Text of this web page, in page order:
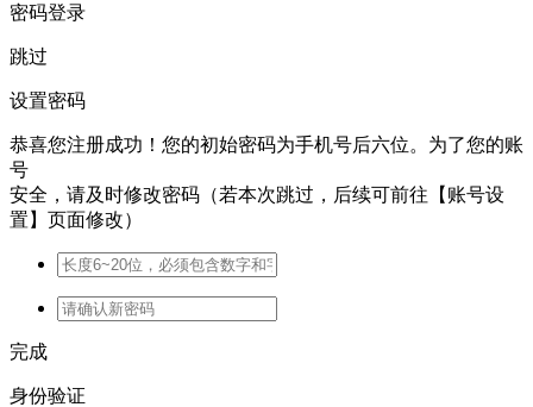
密码登录
跳过
设置密码
恭喜您注册成功！您的初始密码为手机号后六位。为了您的账
号
安全，请及时修改密码（若本次跳过，后续可前往【账号设
置】页面修改）
完成
身份验证